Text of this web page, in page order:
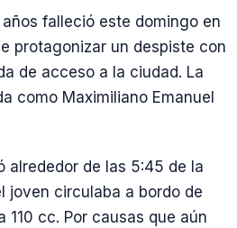
falleció este domingo en
protagonizar un despiste con
de acceso a la ciudad. La
como Maximiliano Emanuel
alrededor de las 5:45 de la
joven circulaba a bordo de
110 cc. Por causas que aún